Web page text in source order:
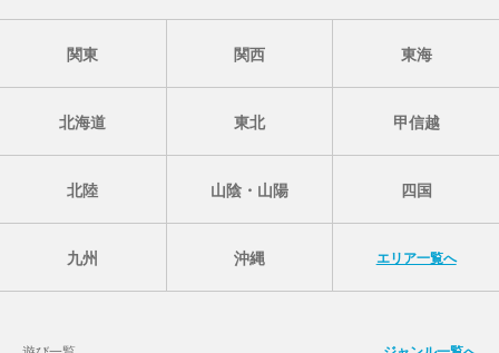
関東 関西 東海
北海道 東北 甲信越
北陸 山陰・山陽 四国
九州 沖縄 エリア一覧へ